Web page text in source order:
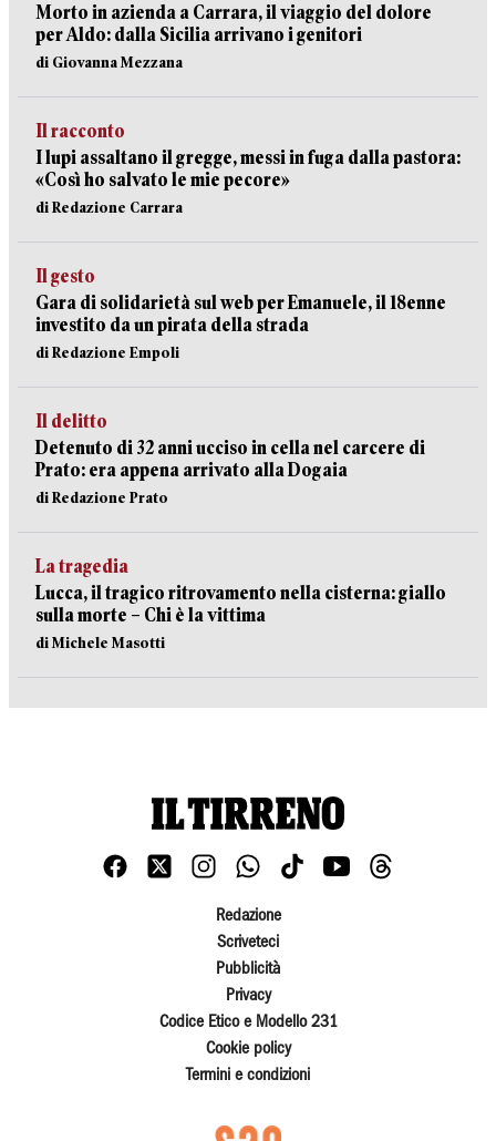
Morto in azienda a Carrara, il viaggio del dolore
per Aldo: dalla Sicilia arrivano i genitori
di Giovanna Mezzana
Il racconto
I lupi assaltano il gregge, messi in fuga dalla pastora:
«Così ho salvato le mie pecore»
di Redazione Carrara
Il gesto
Gara di solidarietà sul web per Emanuele, il 18enne
investito da un pirata della strada
di Redazione Empoli
Il delitto
Detenuto di 32 anni ucciso in cella nel carcere di
Prato: era appena arrivato alla Dogaia
di Redazione Prato
La tragedia
Lucca, il tragico ritrovamento nella cisterna: giallo
sulla morte – Chi è la vittima
di Michele Masotti
Redazione
Scriveteci
Pubblicità
Privacy
Codice Etico e Modello 231
Cookie policy
Termini e condizioni